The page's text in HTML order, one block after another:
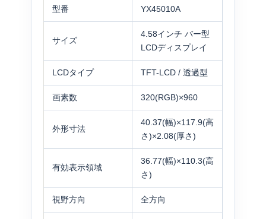
型番 YX45010A
サイズ
4.58インチ バー型
LCDディスプレイ
LCDタイプ TFT-LCD / 透過型
画素数 320(RGB)×960
外形寸法
40.37(幅)×117.9(高
さ)×2.08(厚さ)
有効表示領域
36.77(幅)×110.3(高
さ)
視野方向 全方向